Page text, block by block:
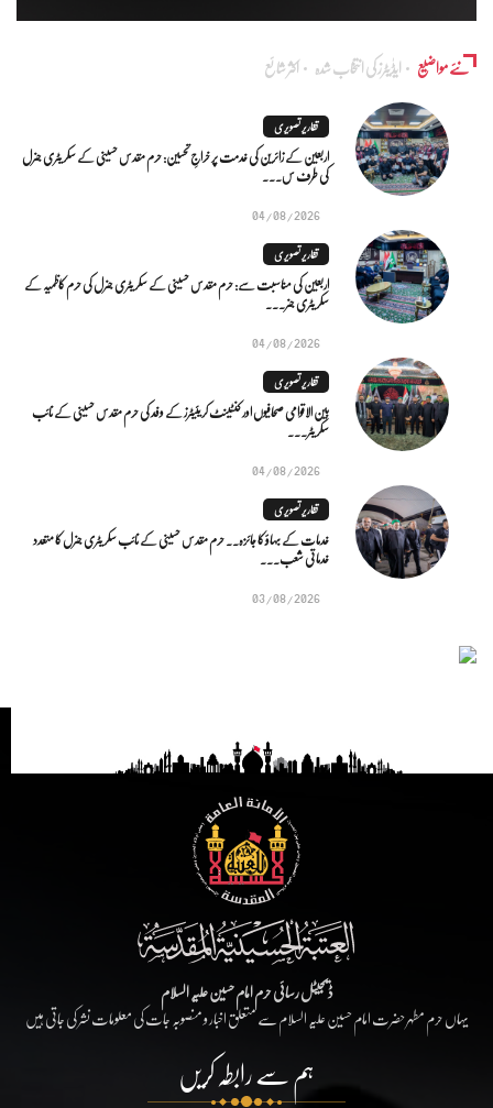
نئے مواضیع ایڈٰیٹرز کی انتخاب شدہ اکثر شائع
تقاریر تصویری
اربعین کے زائرین کی خدمت پر خراجِ تحسین: حرم مقدس حسینی کے سکریٹری جنرل
کی طرف س...
04/08/2026
تقاریر تصویری
اربعین کی مناسبت سے: حرم مقدس حسینی کے سکریٹری جنرل کی حرم کاظمیہ کے
سکریٹری جنر...
04/08/2026
تقاریر تصویری
بین الاقوامی صحافیوں اور کنٹینٹ کریئیٹرز کے وفد کی حرم مقدس حسینی کے نائب
سکریٹر...
04/08/2026
تقاریر تصویری
خدمات کے بہاؤ کا جائزہ.. حرم مقدس حسینی کے نائب سکریٹری جنرل کا متعدد
خدماتی شعب...
03/08/2026
ڈیجیٹل رسائی حرم امام حسین علیہ السلام
یہاں حرم مطہر حضرت امام حسین علیہ السلام سے متعلق اخبار و منصوبہ جات کی معلومات نشر کی جاتی ہیں
ہم سے رابطہ کریں